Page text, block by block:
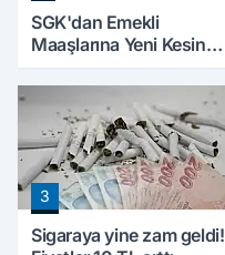
SGK'dan Emekli
Maaşlarına Yeni Kesinti
Borçları Aylıklardan
Tahsil Edilecek
3
Sigaraya yine zam geldi!